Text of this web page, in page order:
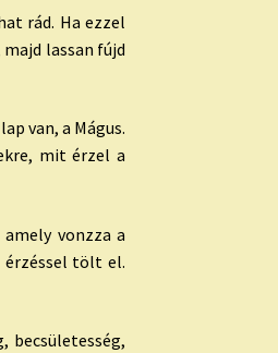
rád. Ha ezzel
lassan fújd
van, a Mágus.
mit érzel a
vonzza a
érzéssel tölt el.
becsületesség,